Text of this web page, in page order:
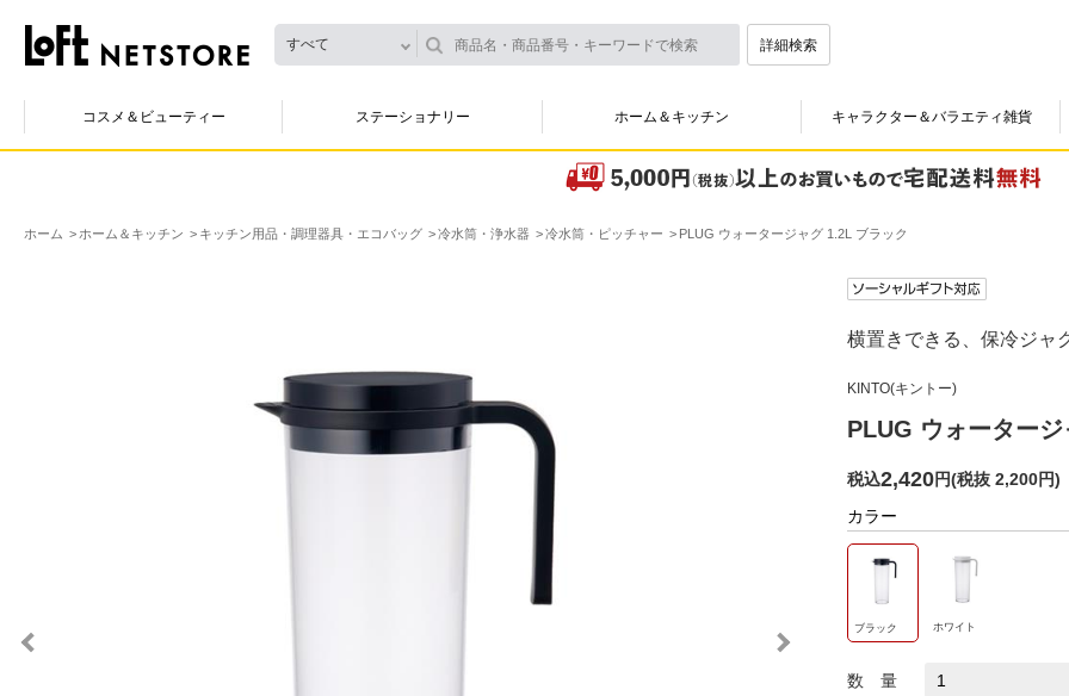
すべて 詳細検索
コスメ＆ビューティー ステーショナリー ホーム＆キッチン キャラクター＆バラエティ雑貨
ホーム ホーム＆キッチン キッチン用品・調理器具・エコバッグ 冷水筒・浄水器 冷水筒・ピッチャー PLUG ウォータージャグ 1.2L ブラック
横置きできる、保冷ジャ
KINTO(キントー)
PLUG ウォーター
税込2,420円(税抜 2,200円)
カラー
ブラック ホワイト
数 量